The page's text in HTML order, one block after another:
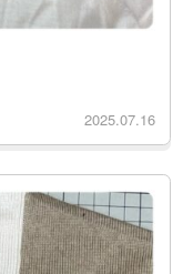
2025.07.16